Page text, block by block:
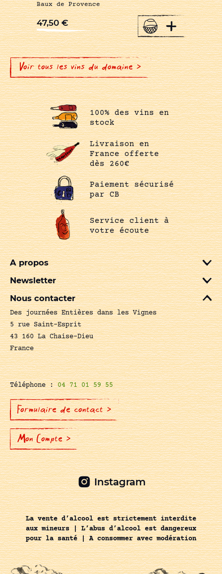
Baux de Provence
47,50€ +
Voir tous les vins du domaine >
100% des vins en
stock
Livraison en
France offerte
dès 260€
Paiement sécurisé
par CB
Service client à
votre écoute
A propos
Newsletter
Nous contacter
Des journées Entières dans les Vignes
5 rue Saint-Esprit
43 160 La Chaise-Dieu
France
Téléphone :04 71 01 59 55
Formulaire de contact >
Mon Compte >
Instagram
La vente d’alcool est strictement interdite
aux mineurs | L’abus d’alcool est dangereux
pour la santé | A consommer avec modération